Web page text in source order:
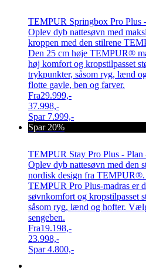
TEMPUR Springbox Pro Plus
Oplev dyb nattesøvn med
kroppen med den stilrene
Den 25 cm høje TEMPUR®
høj komfort og kropstilpasset
trykpunkter, såsom ryg, lænd
flotte gavle, ben og farver.
Fra29.999,-
37.998,-
Spar 7.999,-
Spar 20%
TEMPUR Stay Pro Plus - Plan
Oplev dyb nattesøvn med den
nordisk design fra
TEMPUR Pro Plus-madras er
søvnkomfort og kropstilpasset
såsom ryg, lænd og hofter.
sengeben.
Fra19.198,-
23.998,-
Spar4.800,-